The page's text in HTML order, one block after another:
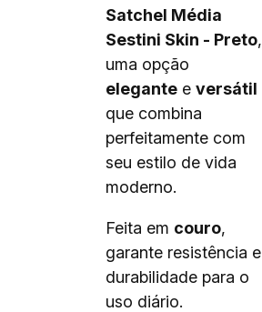
Satchel Média
Sestini Skin - Preto,
uma opção
elegante e versátil
que combina
perfeitamente com
seu estilo de vida
moderno.
Feita em couro,
garante resistência e
durabilidade para o
uso diário.